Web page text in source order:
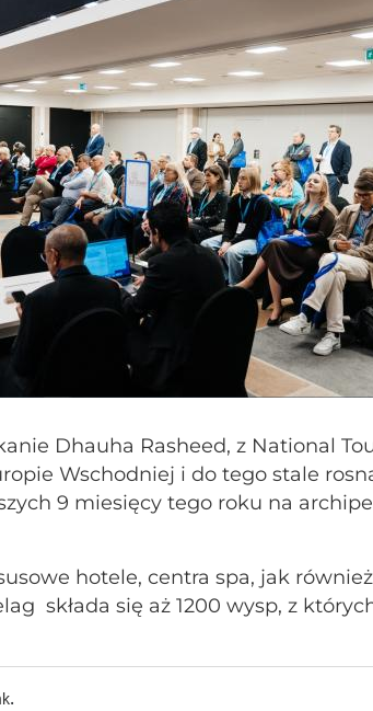
Dhauha Rasheed, z National
Wschodniej i do tego stale
9 miesięcy tego roku na
hotele, centra spa, jak
składa się aż 1200 wysp, z
.